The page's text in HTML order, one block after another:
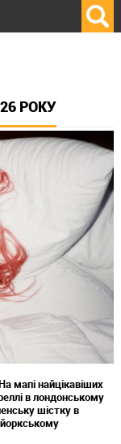
РОКУ
мапі найцікавіших
в лондонському
шістку в
йоркському